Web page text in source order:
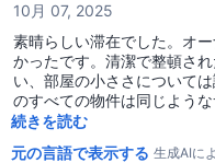
10月 07, 2025
素晴らしい滞在でした。オ
かったです。清潔で整頓さ
い、部屋の小ささについて
のすべての物件は同じよう
適に行うには十分な広さです
続きを読む
元の言語で表示する 生成AIに